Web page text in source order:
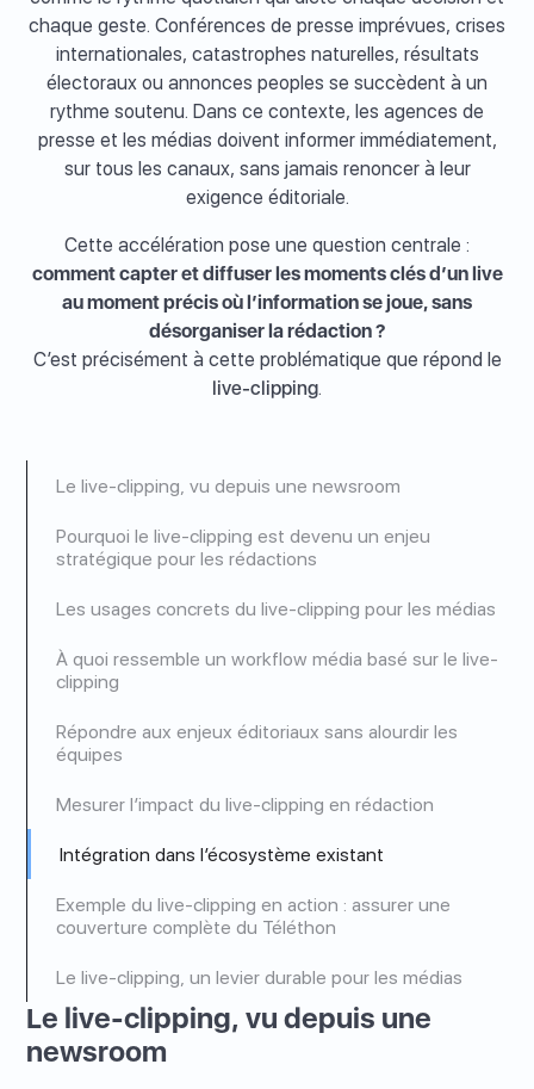
chaque geste. Conférences de presse imprévues, crises
internationales, catastrophes naturelles, résultats
électoraux ou annonces peoples se succèdent à un
rythme soutenu. Dans ce contexte, les agences de
presse et les médias doivent informer immédiatement,
sur tous les canaux, sans jamais renoncer à leur
exigence éditoriale.
Cette accélération pose une question centrale :
comment capter et diffuser les moments clés d’un live
au moment précis où l’information se joue, sans
désorganiser la rédaction ?
C’est précisément à cette problématique que répond le
live-clipping.
Le live-clipping, vu depuis une newsroom
Pourquoi le live-clipping est devenu un enjeu
stratégique pour les rédactions
Les usages concrets du live-clipping pour les médias
À quoi ressemble un workflow média basé sur le live-
clipping
Répondre aux enjeux éditoriaux sans alourdir les
équipes
Mesurer l’impact du live-clipping en rédaction
Intégration dans l’écosystème existant
Exemple du live-clipping en action : assurer une
couverture complète du Téléthon
Le live-clipping, un levier durable pour les médias
Le live-clipping, vu depuis une
newsroom